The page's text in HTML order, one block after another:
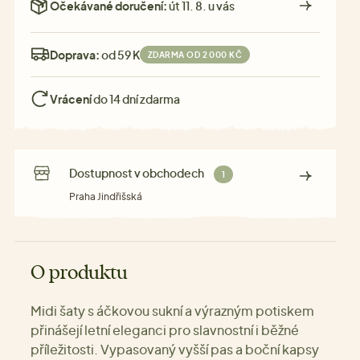
Očekávané doručení:út 11. 8. u vás
Doprava:od 59 Kč ZDARMA OD 2 000 KČ
Vrácenído 14 dní zdarma
Dostupnost v obchodech 1
Praha Jindřišská
O produktu
Midi šaty s áčkovou sukní a výrazným potiskem
přinášejí letní eleganci pro slavnostní i běžné
příležitosti. Vypasovaný vyšší pas a boční kapsy